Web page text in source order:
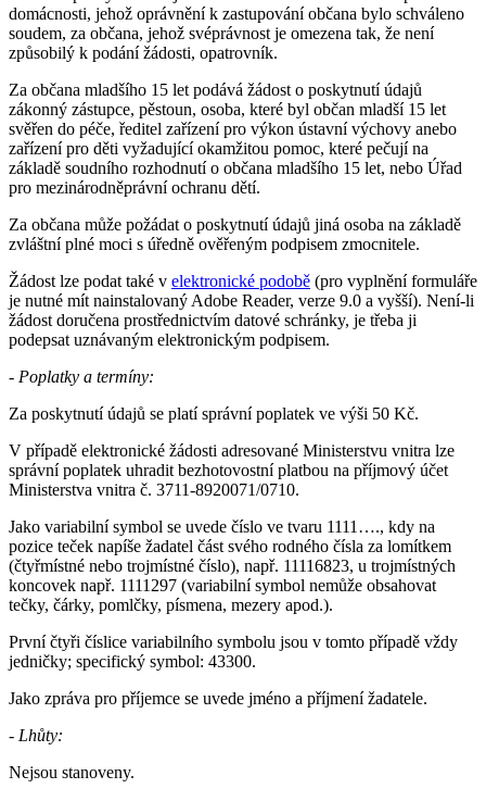
domácnosti, jehož oprávnění k zastupování občana bylo schváleno
soudem, za občana, jehož svéprávnost je omezena tak, že není
způsobilý k podání žádosti, opatrovník.
Za občana mladšího 15 let podává žádost o poskytnutí údajů
zákonný zástupce, pěstoun, osoba, které byl občan mladší 15 let
svěřen do péče, ředitel zařízení pro výkon ústavní výchovy anebo
zařízení pro děti vyžadující okamžitou pomoc, které pečují na
základě soudního rozhodnutí o občana mladšího 15 let, nebo Úřad
pro mezinárodněprávní ochranu dětí.
Za občana může požádat o poskytnutí údajů jiná osoba na základě
zvláštní plné moci s úředně ověřeným podpisem zmocnitele.
Žádost lze podat také v elektronické podobě (pro vyplnění formuláře
je nutné mít nainstalovaný Adobe Reader, verze 9.0 a vyšší). Není-li
žádost doručena prostřednictvím datové schránky, je třeba ji
podepsat uznávaným elektronickým podpisem.
- Poplatky a termíny:
Za poskytnutí údajů se platí správní poplatek ve výši 50 Kč.
V případě elektronické žádosti adresované Ministerstvu vnitra lze
správní poplatek uhradit bezhotovostní platbou na příjmový účet
Ministerstva vnitra č. 3711-8920071/0710.
Jako variabilní symbol se uvede číslo ve tvaru 1111…., kdy na
pozice teček napíše žadatel část svého rodného čísla za lomítkem
(čtyřmístné nebo trojmístné číslo), např. 11116823, u trojmístných
koncovek např. 1111297 (variabilní symbol nemůže obsahovat
tečky, čárky, pomlčky, písmena, mezery apod.).
První čtyři číslice variabilního symbolu jsou v tomto případě vždy
jedničky; specifický symbol: 43300.
Jako zpráva pro příjemce se uvede jméno a příjmení žadatele.
- Lhůty:
Nejsou stanoveny.